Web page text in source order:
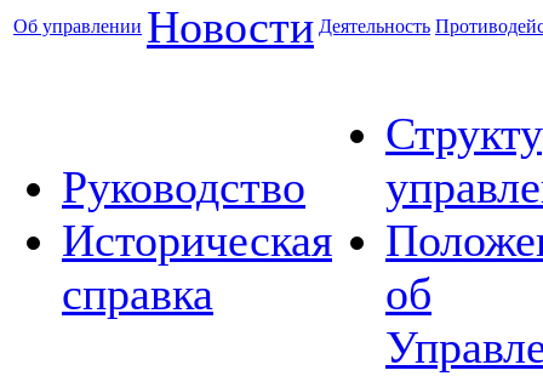
Об управлении Новости Деятельность
Руководство
Историческая
справка
об